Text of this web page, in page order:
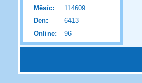
Online: 96
Měsíc:
114609
Den:
6413